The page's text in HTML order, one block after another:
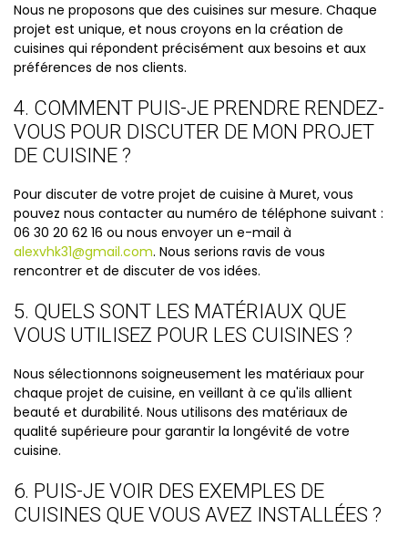
Nous ne proposons que des cuisines sur mesure. Chaque
projet est unique, et nous croyons en la création de
cuisines qui répondent précisément aux besoins et aux
préférences de nos clients.
4. COMMENT PUIS-JE PRENDRE RENDEZ-
VOUS POUR DISCUTER DE MON PROJET
DE CUISINE ?
Pour discuter de votre projet de cuisine à Muret, vous
pouvez nous contacter au numéro de téléphone suivant :
06 30 20 62 16 ou nous envoyer un e-mail à
alexvhk31@gmail.com. Nous serions ravis de vous
rencontrer et de discuter de vos idées.
5. QUELS SONT LES MATÉRIAUX QUE
VOUS UTILISEZ POUR LES CUISINES ?
Nous sélectionnons soigneusement les matériaux pour
chaque projet de cuisine, en veillant à ce qu'ils allient
beauté et durabilité. Nous utilisons des matériaux de
qualité supérieure pour garantir la longévité de votre
cuisine.
6. PUIS-JE VOIR DES EXEMPLES DE
CUISINES QUE VOUS AVEZ INSTALLÉES ?